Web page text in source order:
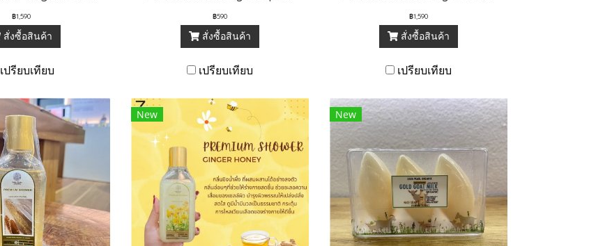
฿1,590
สั่งซื้อสินค้า
เปรียบเทียบ
฿590
สั่งซื้อสินค้า
เปรียบเทียบ
฿1,590
สั่งซื้อสินค้า
เปรียบเทียบ
New New